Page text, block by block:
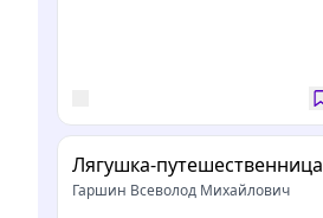
Лягушка-путешественница
Гаршин Всеволод Михайлович